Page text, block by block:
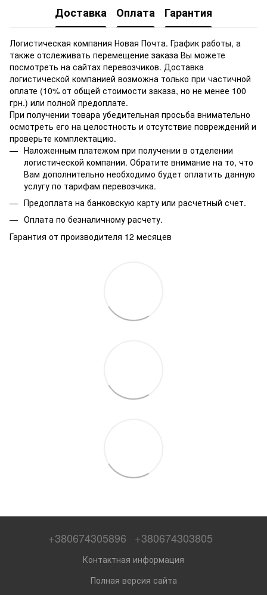
Доставка Оплата Гарантия
Логистическая компания Новая Почта. График работы, а
также отслеживать перемещение заказа Вы можете
посмотреть на сайтах перевозчиков. Доставка
логистической компанией возможна только при частичной
оплате (10% от общей стоимости заказа, но не менее 100
грн.) или полной предоплате.
При получении товара убедительная просьба внимательно
осмотреть его на целостность и отсутствие повреждений и
проверьте комплектацию.
Наложенным платежом при получении в отделении
логистической компании. Обратите внимание на то, что
Вам дополнительно необходимо будет оплатить данную
услугу по тарифам перевозчика.
Предоплата на банковскую карту или расчетный счет.
Оплата по безналичному расчету.
Гарантия от производителя 12 месяцев
+380674305896 +380674303805
Контактная информация
Полная версия сайта